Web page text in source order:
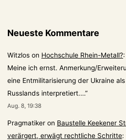
Neueste Kommentare
Witzlos on Hochschule Rhein-Metall?
Meine ich ernst. Anmerkung/
eine Entmilitarisierung der Ukraine
Russlands interpretiert.…”
Aug. 8, 19:38
Pragmatiker on Baustelle Keekener
verärgert, erwägt rechtliche Schritte: